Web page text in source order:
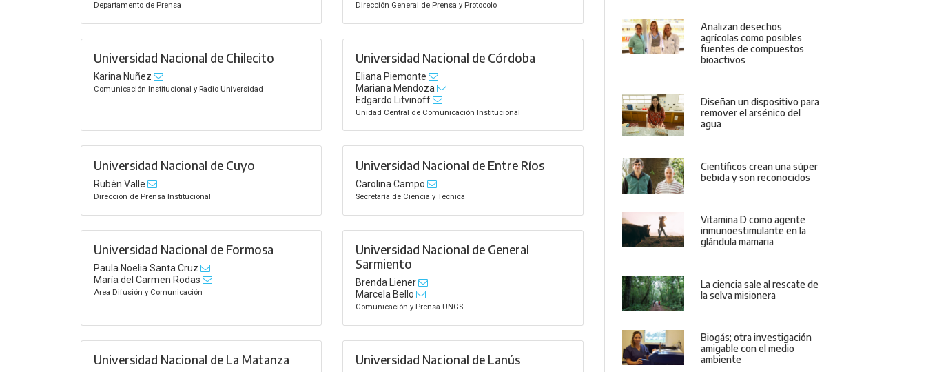
Departamento de Prensa Dirección General de Prensa y Protocolo
Universidad Nacional de Chilecito
Karina Nuñez
Comunicación Institucional y Radio Universidad
Universidad Nacional de Córdoba
Eliana Piemonte
Mariana Mendoza
Edgardo Litvinoff
Unidad Central de Comunicación Institucional
Universidad Nacional de Cuyo
Rubén Valle
Dirección de Prensa Institucional
Universidad Nacional de Entre Ríos
Carolina Campo
Secretaría de Ciencia y Técnica
Universidad Nacional de Formosa
Paula Noelia Santa Cruz
María del Carmen Rodas
Area Difusión y Comunicación
Universidad Nacional de General
Sarmiento
Brenda Liener
Marcela Bello
Comunicación y Prensa UNGS
Universidad Nacional de La Matanza Universidad Nacional de Lanús
Analizan desechos
agrícolas como posibles
fuentes de compuestos
bioactivos
Diseñan un dispositivo para
remover el arsénico del
agua
Científicos crean una súper
bebida y son reconocidos
Vitamina D como agente
inmunoestimulante en la
glándula mamaria
La ciencia sale al rescate de
la selva misionera
Biogás; otra investigación
amigable con el medio
ambiente